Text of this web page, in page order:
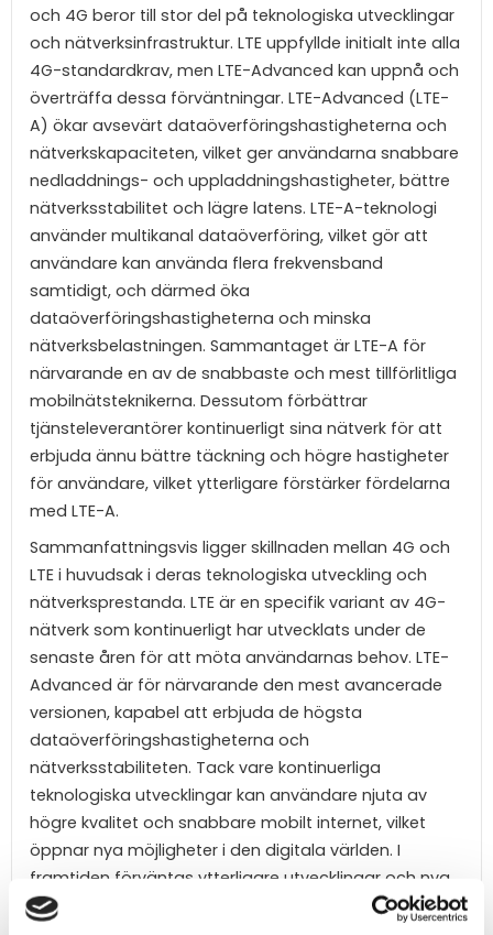
och 4G beror till stor del på teknologiska utvecklingar
och nätverksinfrastruktur. LTE uppfyllde initialt inte alla
4G-standardkrav, men LTE-Advanced kan uppnå och
överträffa dessa förväntningar. LTE-Advanced (LTE-
A) ökar avsevärt dataöverföringshastigheterna och
nätverkskapaciteten, vilket ger användarna snabbare
nedladdnings- och uppladdningshastigheter, bättre
nätverksstabilitet och lägre latens. LTE-A-teknologi
använder multikanal dataöverföring, vilket gör att
användare kan använda flera frekvensband
samtidigt, och därmed öka
dataöverföringshastigheterna och minska
nätverksbelastningen. Sammantaget är LTE-A för
närvarande en av de snabbaste och mest tillförlitliga
mobilnätsteknikerna. Dessutom förbättrar
tjänsteleverantörer kontinuerligt sina nätverk för att
erbjuda ännu bättre täckning och högre hastigheter
för användare, vilket ytterligare förstärker fördelarna
med LTE-A.
Sammanfattningsvis ligger skillnaden mellan 4G och
LTE i huvudsak i deras teknologiska utveckling och
nätverksprestanda. LTE är en specifik variant av 4G-
nätverk som kontinuerligt har utvecklats under de
senaste åren för att möta användarnas behov. LTE-
Advanced är för närvarande den mest avancerade
versionen, kapabel att erbjuda de högsta
dataöverföringshastigheterna och
nätverksstabiliteten. Tack vare kontinuerliga
teknologiska utvecklingar kan användare njuta av
högre kvalitet och snabbare mobilt internet, vilket
öppnar nya möjligheter i den digitala världen. I
framtiden förväntas ytterligare utvecklingar och nya
teknologier dyka upp, vilket ytterligare kommer att